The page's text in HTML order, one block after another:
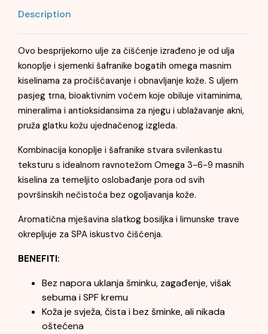
Description
Ovo besprijekorno ulje za čišćenje izrađeno je od ulja
konoplje i sjemenki šafranike bogatih omega masnim
kiselinama za pročišćavanje i obnavljanje kože. S uljem
pasjeg trna, bioaktivnim voćem koje obiluje vitaminima,
mineralima i antioksidansima za njegu i ublažavanje akni,
pruža glatku kožu ujednačenog izgleda.
Kombinacija konoplje i šafranike stvara svilenkastu
teksturu s idealnom ravnotežom Omega 3-6-9 masnih
kiselina za temeljito oslobađanje pora od svih
površinskih nečistoća bez ogoljavanja kože.
Aromatična mješavina slatkog bosiljka i limunske trave
okrepljuje za SPA iskustvo čišćenja.
BENEFITI:
Bez napora uklanja šminku, zagađenje, višak
sebuma i SPF kremu
Koža je svježa, čista i bez šminke, ali nikada
oštećena